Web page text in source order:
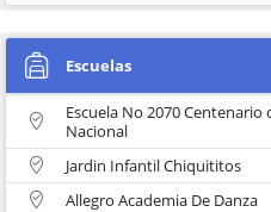
Escuelas
Escuela No 2070 Centenario
Nacional
Jardin Infantil Chiquititos
Allegro Academia De Danza